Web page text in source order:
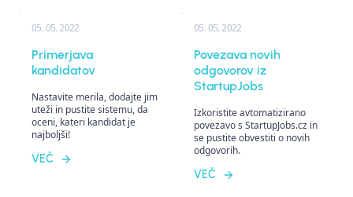
05. 05. 2022
Primerjava
kandidatov
Nastavite merila, dodajte jim
uteži in pustite sistemu, da
oceni, kateri kandidat je
najboljši!
VEČ
05. 05. 2022
Povezava novih
odgovorov iz
StartupJobs
Izkoristite avtomatizirano
povezavo s StartupJobs.cz in
se pustite obvestiti o novih
odgovorih.
VEČ